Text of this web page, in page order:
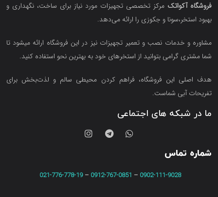
فروشگاه آکواتک مرکز تخصصی تجهیزات مورد نیاز برای ساخت، نگهداری و
بهبود استخر،سونا و جکوزی را ارائه می‌دهد.
مشاوره و خدمات نصب و تعمیر تجهیزات نیز در این فروشگاه ارائه میشود تا
شما مشتری گرامی بتوانید از استخرهای خود به بهترین نحو استفاده کنید.
هدف اصلی این فروشگاه‌، فراهم کردن محیطی سالم و لذت‌بخش برای
تفریحات آبی شماست.
ما در شبکه های اجتماعی
شماره تماس
0902-111-9028
–
0912-767-0851
–
021-776-778-19